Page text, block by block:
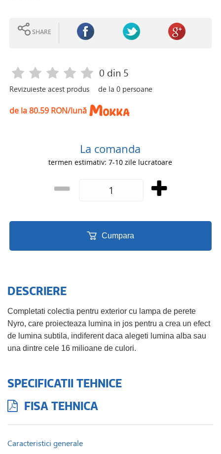
SHARE
Revizuieste acest produs
0 din 5
de la0 persoane
de la 80.59 RON/lună
La comanda
termen estimativ: 7-10 zile lucratoare
Cumpara
DESCRIERE
Completati colectia pentru exterior cu lampa de perete
Nyro, care proiecteaza lumina in jos pentru a crea un efect
de lumina subtila, indiferent daca alegeti lumina alba sau
una dintre cele 16 milioane de culori.
SPECIFICATII TEHNICE
FISA TEHNICA
Caracteristici generale